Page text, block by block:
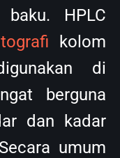
HPLC
kolom
di
berguna
dan kadar
umum